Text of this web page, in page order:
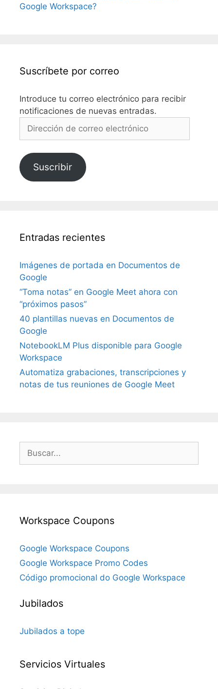
Google Workspace?
Suscríbete por correo
Introduce tu correo electrónico para recibir
notificaciones de nuevas entradas.
Dirección
electrónico
Suscribir
Entradas recientes
Imágenes de portada en Documentos de
Google
“Toma notas” en Google Meet ahora con
“próximos pasos”
40 plantillas nuevas en Documentos de
Google
NotebookLM Plus disponible para Google
Workspace
Automatiza grabaciones, transcripciones y
notas de tus reuniones de Google Meet
Buscar:
Workspace Coupons
Google Workspace Coupons
Google Workspace Promo Codes
Código promocional do Google Workspace
Jubilados
Jubilados a tope
Servicios Virtuales